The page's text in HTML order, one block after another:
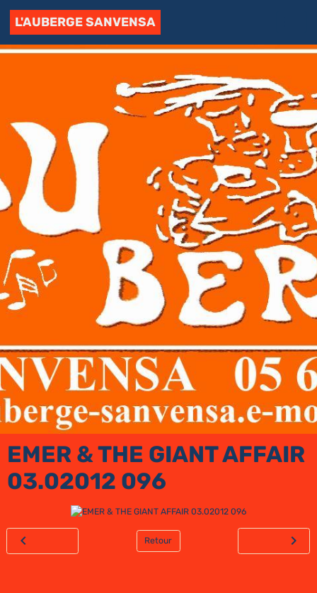
L'AUBERGE SANVENSA
EMER & THE GIANT AFFAIR
03.02012 096
Retour